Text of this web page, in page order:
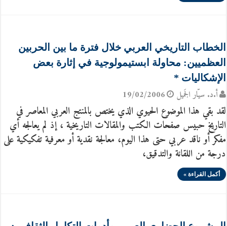
الخطاب التاريخي العربي خلال فترة ما بين الحربين
العظميين: محاولة ابستيمولوجية في إثارة بعض
الإشكاليات *
أ.د. سيّار الجَميل 19/02/2006
لقد بقي هذا الموضوع الحيوي الذي يختص بالمنتج العربي المعاصر في
التاريخ حبيس صفحات الكتب والمقالات التاريخية ، إذ لم يعالجه أي
مفكر أو ناقد عربي حتى هذا اليوم، معالجة نقدية أو معرفية تفكيكية على
درجة من اللقانة والتدقيق،
أكمل القراءة »